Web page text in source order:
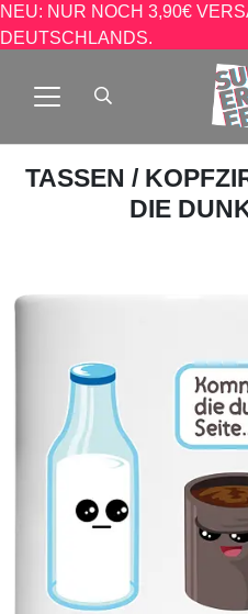
NEU: NUR NOCH 3,90€
DEUTSCHLANDS.
TASSEN /
DIE